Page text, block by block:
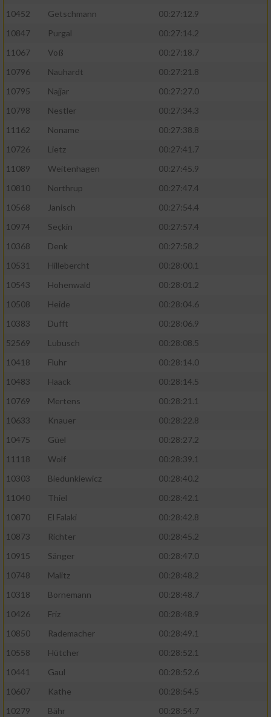
10452
Getschmann
00:27:12.9
10847
Purgal
00:27:14.2
11067
Voß
00:27:18.7
10796
Nauhardt
00:27:21.8
10795
Najjar
00:27:27.0
10798
Nestler
00:27:34.3
11162
Noname
00:27:38.8
10726
Lietz
00:27:41.7
11089
Weitenhagen
00:27:45.9
10810
Northrup
00:27:47.4
10568
Janisch
00:27:54.4
10974
Seçkin
00:27:57.4
10368
Denk
00:27:58.2
10531
Hillebercht
00:28:00.1
10543
Hohenwald
00:28:01.2
10508
Heide
00:28:04.6
10383
Dufft
00:28:06.9
52569
Lubusch
00:28:08.5
10418
Fluhr
00:28:14.0
10483
Haack
00:28:14.5
10769
Mertens
00:28:21.1
10633
Knauer
00:28:22.8
10475
Güel
00:28:27.2
11118
Wolf
00:28:39.1
10303
Biedunkiewicz
00:28:40.2
11040
Thiel
00:28:42.1
10870
El Falaki
00:28:42.8
10873
Richter
00:28:45.2
10915
Sänger
00:28:47.0
10748
Malitz
00:28:48.2
10318
Bornemann
00:28:48.7
10426
Friz
00:28:48.9
10850
Rademacher
00:28:49.1
10558
Hütcher
00:28:52.1
10441
Gaul
00:28:52.6
10607
Kathe
00:28:54.5
10279
Bähr 00:28:54.7